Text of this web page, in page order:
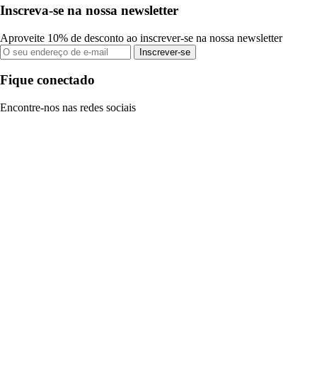
Inscreva-se na nossa newsletter
Aproveite 10% de desconto ao inscrever-se na nossa newsletter
Inscrever-se
Fique conectado
Encontre-nos nas redes sociais